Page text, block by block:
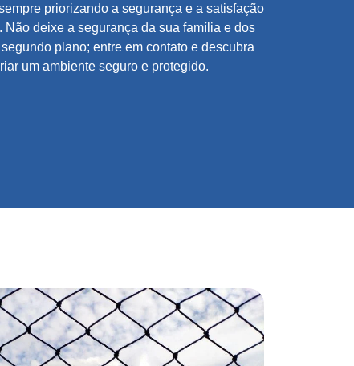
priorizando a segurança e a satisfação
deixe a segurança da sua família e dos
plano; entre em contato e descubra
um ambiente seguro e protegido.